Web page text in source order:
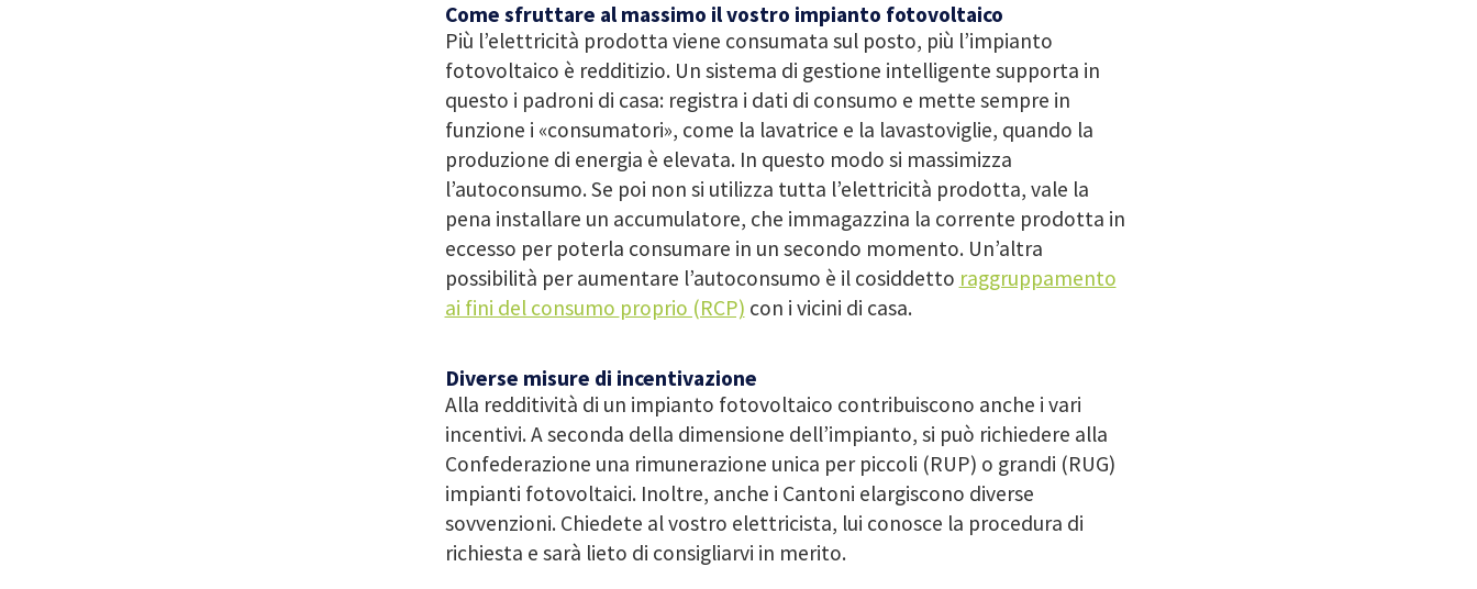
Come sfruttare al massimo il vostro impianto fotovoltaico
Più l’elettricità prodotta viene consumata sul posto, più l’impianto
fotovoltaico è redditizio. Un sistema di gestione intelligente supporta in
questo i padroni di casa: registra i dati di consumo e mette sempre in
funzione i «consumatori», come la lavatrice e la lavastoviglie, quando la
produzione di energia è elevata. In questo modo si massimizza
l’autoconsumo. Se poi non si utilizza tutta l’elettricità prodotta, vale la
pena installare un accumulatore, che immagazzina la corrente prodotta in
eccesso per poterla consumare in un secondo momento. Un’altra
possibilità per aumentare l’autoconsumo è il cosiddetto raggruppamento
ai fini del consumo proprio (RCP) con i vicini di casa.
Diverse misure di incentivazione
Alla redditività di un impianto fotovoltaico contribuiscono anche i vari
incentivi. A seconda della dimensione dell’impianto, si può richiedere alla
Confederazione una rimunerazione unica per piccoli (RUP) o grandi (RUG)
impianti fotovoltaici. Inoltre, anche i Cantoni elargiscono diverse
sovvenzioni. Chiedete al vostro elettricista, lui conosce la procedura di
richiesta e sarà lieto di consigliarvi in merito.